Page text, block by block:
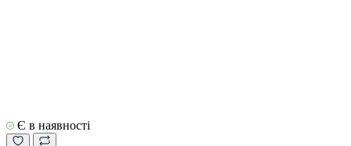
Є в наявності